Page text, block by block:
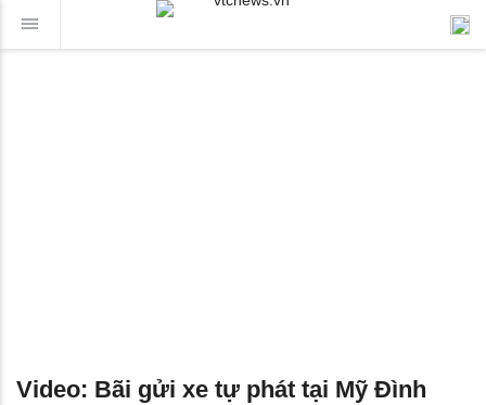
Video: Bãi gửi xe tự phát tại Mỹ Đình